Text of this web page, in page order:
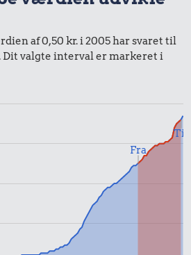
af 0,50 kr. i 2005 har svaret til
Dit valgte interval er markeret i
Fra
Til